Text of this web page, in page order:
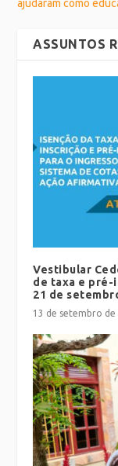
ajudaram como
ASSUNTOS
Vestibular
de taxa e pré-
21 de
13 de setembro de